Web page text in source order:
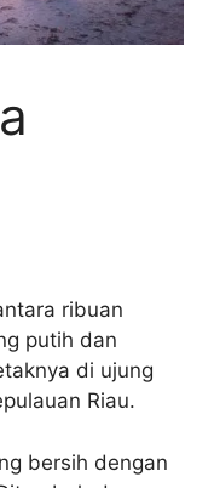
ribuan
putih dan
di ujung
Riau.
bersih dengan